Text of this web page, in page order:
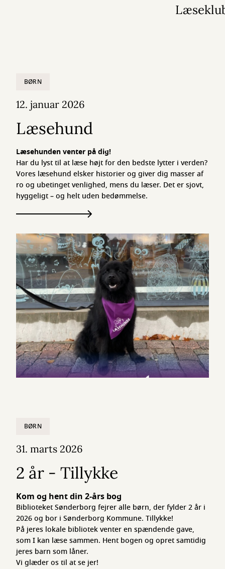
BØRN
12. januar 2026
Læsehund
Læsehunden venter på dig!
Har du lyst til at læse højt for den bedste lytter i verden?
Vores læsehund elsker historier og giver dig masser af
ro og ubetinget venlighed, mens du læser. Det er sjovt,
hyggeligt – og helt uden bedømmelse.
BØRN
31. marts 2026
2 år - Tillykke
Kom og hent din 2-års bog
Biblioteket Sønderborg fejrer alle børn, der fylder 2 år i
2026 og bor i Sønderborg Kommune. Tillykke!
På jeres lokale bibliotek venter en spændende gave,
som I kan læse sammen. Hent bogen og opret samtidig
jeres barn som låner.
Vi glæder os til at se jer!